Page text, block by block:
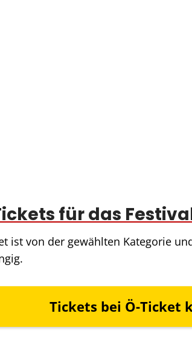
für das
ist von der gewählten Kategorie
Tickets bei Ö-Ticket